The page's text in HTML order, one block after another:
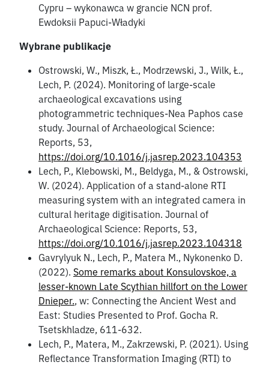
Cypru – wykonawca w grancie NCN prof.
Ewdoksii Papuci-Władyki
Wybrane publikacje
Ostrowski, W., Miszk, Ł., Modrzewski, J., Wilk, Ł.,
Lech, P. (2024). Monitoring of large-scale
archaeological excavations using
photogrammetric techniques-Nea Paphos case
study. Journal of Archaeological Science:
Reports, 53,
https://doi.org/10.1016/j.jasrep.2023.104353
Lech, P., Klebowski, M., Beldyga, M., & Ostrowski,
W. (2024). Application of a stand-alone RTI
measuring system with an integrated camera in
cultural heritage digitisation. Journal of
Archaeological Science: Reports, 53,
https://doi.org/10.1016/j.jasrep.2023.104318
Gavrylyuk N., Lech, P., Matera M., Nykonenko D.
(2022). Some remarks about Konsulovskoe, a
lesser-known Late Scythian hillfort on the Lower
Dnieper., w: Connecting the Ancient West and
East: Studies Presented to Prof. Gocha R.
Tsetskhladze, 611-632.
Lech, P., Matera, M., Zakrzewski, P. (2021). Using
Reflectance Transformation Imaging (RTI) to